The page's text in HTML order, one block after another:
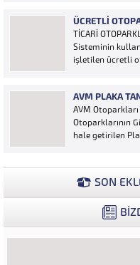
araçların
bir yazılımdır.
kameralar
ÜCRETLI
TİCARİ
Sisteminin
işletilen ücretli
Ücretin otopark
ya...
AVM PLAKA
AVM
Otoparklarının
hale getirilen
verilerle müşteri
SON